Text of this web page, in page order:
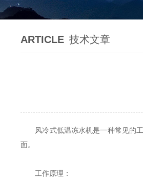
ARTICLE 技术文章
风冷式低温冻水机是一种常见的
面。
工作原理：